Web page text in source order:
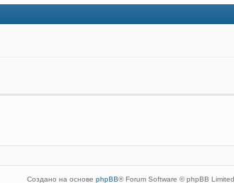
Создано на основе phpBB® Forum Software © phpBB Limited